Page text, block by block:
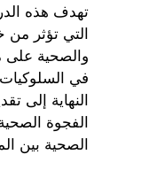
تهدف هذه
التي تؤثر من
والصحية على
في
النهاية إلى
الفجوة
الصحية بين